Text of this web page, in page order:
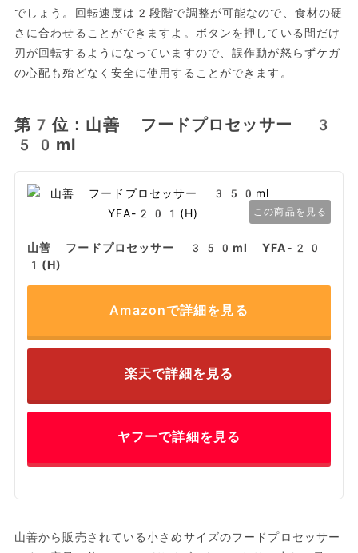
でしょう。回転速度は2段階で調整が可能なので、食材の硬
さに合わせることができますよ。ボタンを押している間だけ
刃が回転するようになっていますので、誤作動が怒らずケガ
の心配も殆どなく安全に使用することができます。
第7位：山善 フードプロセッサー 3
50ml
この商品を見る
山善 フードプロセッサー 350ml YFA-20
1(H)
Amazonで詳細を見る
楽天で詳細を見る
ヤフーで詳細を見る
山善から販売されている小さめサイズのフードプロセッサー